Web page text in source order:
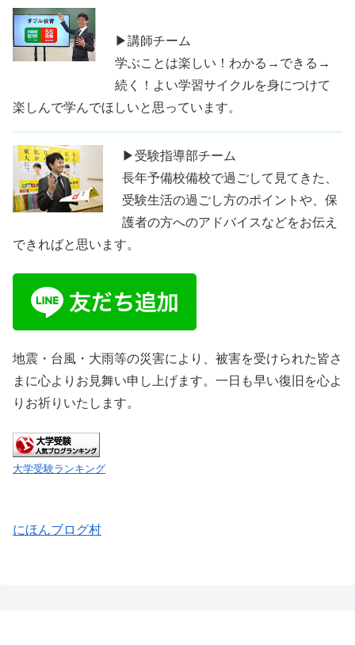
▶講師チーム
学ぶことは楽しい！わかる→できる→
続く！よい学習サイクルを身につけて
楽しんで学んでほしいと思っています。
▶受験指導部チーム
長年予備校備校で過ごして見てきた、
受験生活の過ごし方のポイントや、保
護者の方へのアドバイスなどをお伝え
できればと思います。
地震・台風・大雨等の災害により、被害を受けられた皆さ
まに心よりお見舞い申し上げます。一日も早い復旧を心よ
りお祈りいたします。
大学受験ランキング
にほんブログ村